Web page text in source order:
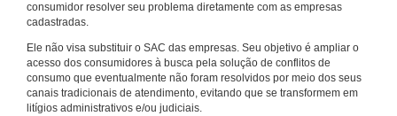
consumidor resolver seu problema diretamente com as empresas
cadastradas.
Ele não visa substituir o SAC das empresas. Seu objetivo é ampliar o
acesso dos consumidores à busca pela solução de conflitos de
consumo que eventualmente não foram resolvidos por meio dos seus
canais tradicionais de atendimento, evitando que se transformem em
litígios administrativos e/ou judiciais.